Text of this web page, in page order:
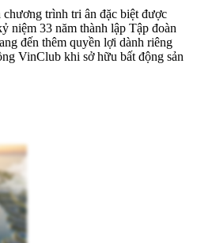
chương trình tri ân đặc biệt được
niệm 33 năm thành lập Tập đoàn
đến thêm quyền lợi dành riêng
VinClub khi sở hữu bất động sản